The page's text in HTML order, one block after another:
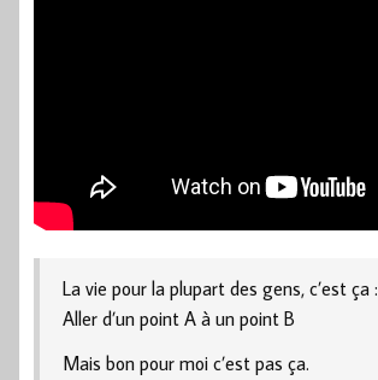
La vie pour la plupart des gens, c’est ça :
Aller d’un point A à un point B
Mais bon pour moi c’est pas ça.